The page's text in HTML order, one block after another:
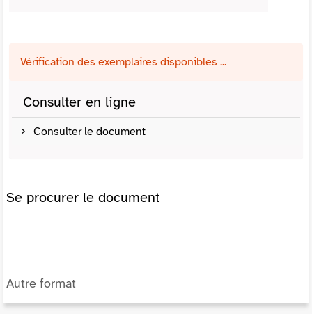
Vérification des exemplaires disponibles ...
Consulter en ligne
Consulter le document
Se procurer le document
Autre format